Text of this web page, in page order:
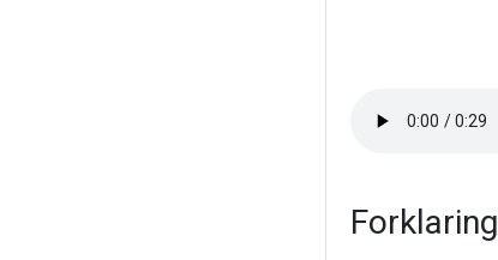
Forklaring